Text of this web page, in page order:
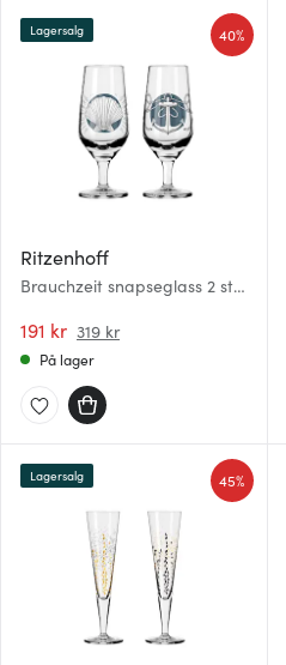
Ritzenhoff
Brauchzeit snapseglass 2 stk
191 kr 319 kr
40%
Lagersalg
På lager
45%
Lagersalg